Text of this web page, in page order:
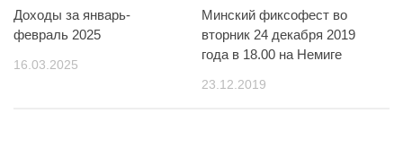
Доходы за январь-
февраль 2025
16.03.2025
Минский фиксофест во
вторник 24 декабря 2019
года в 18.00 на Немиге
23.12.2019